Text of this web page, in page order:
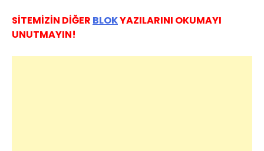
SİTEMİZİN DİĞER BLOKYAZILARINI OKUMAYI
UNUTMAYIN!